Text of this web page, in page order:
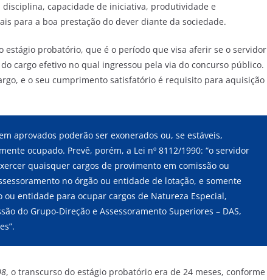
capacidade de iniciativa, produtividade e
para a boa prestação do dever diante da sociedade.
estágio probatório, que é o período que visa aferir se o servidor
cargo efetivo no qual ingressou pela via do concurso público.
e o seu cumprimento satisfatório é requisito para aquisição
aprovados poderão ser exonerados ou, se estáveis,
ocupado. Prevê, porém, a Lei nº 8112/1990: “o servidor
quaisquer cargos de provimento em comissão ou
no órgão ou entidade de lotação, e somente
entidade para ocupar cargos de Natureza Especial,
do Grupo-Direção e Assessoramento Superiores – DAS,
, o transcurso do estágio probatório era de 24 meses, conforme